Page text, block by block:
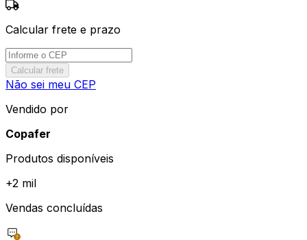
Calcular frete e prazo
Calcular frete
Não sei meu CEP
Vendido por
Copafer
Produtos disponíveis
+2 mil
Vendas concluídas